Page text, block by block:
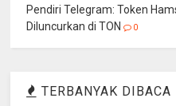
Pendiri Telegram: Token
Diluncurkan di TON
0
TERBANYAK DIBACA